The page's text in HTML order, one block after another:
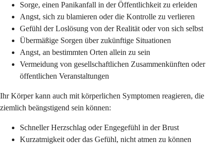
Sorge, einen Panikanfall in der Öffentlichkeit zu erleiden
Angst, sich zu blamieren oder die Kontrolle zu verlieren
Gefühl der Loslösung von der Realität oder von sich selbst
Übermäßige Sorgen über zukünftige Situationen
Angst, an bestimmten Orten allein zu sein
Vermeidung von gesellschaftlichen Zusammenkünften oder
öffentlichen Veranstaltungen
Ihr Körper kann auch mit körperlichen Symptomen reagieren, die
ziemlich beängstigend sein können:
Schneller Herzschlag oder Engegefühl in der Brust
Kurzatmigkeit oder das Gefühl, nicht atmen zu können